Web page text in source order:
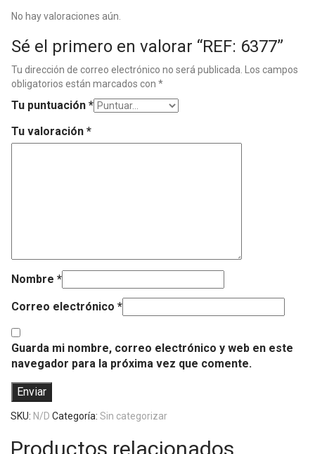
No hay valoraciones aún.
Sé el primero en valorar “REF: 6377”
Tu dirección de correo electrónico no será publicada. Los campos
obligatorios están marcados con *
Tu puntuación *
Tu valoración *
Nombre *
Correo electrónico *
Guarda mi nombre, correo electrónico y web en este
navegador para la próxima vez que comente.
SKU: N/D Categoría: Sin categorizar
Productos relacionados